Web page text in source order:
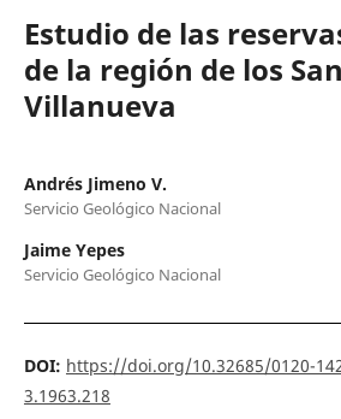
Estudio de las
de la región de los
Villanueva
Andrés Jimeno V.
Servicio Geológico Nacional
Jaime Yepes
Servicio Geológico Nacional
DOI: https://doi.org/10.32685/0120-
3.1963.218